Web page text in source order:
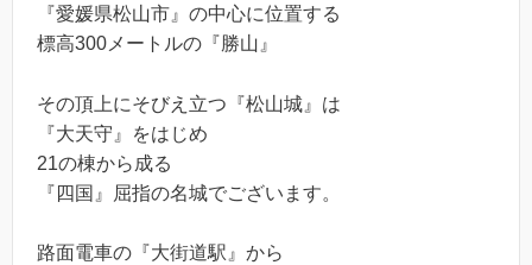
『愛媛県松山市』の中心に位置する
標高300メートルの『勝山』
その頂上にそびえ立つ『松山城』は
『大天守』をはじめ
21の棟から成る
『四国』屈指の名城でございます。
路面電車の『大街道駅』から